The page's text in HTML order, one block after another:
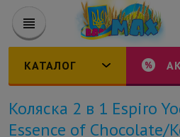
КАТАЛОГ
Коляска 2 в 1 Espiro
Essence of Chocolate/